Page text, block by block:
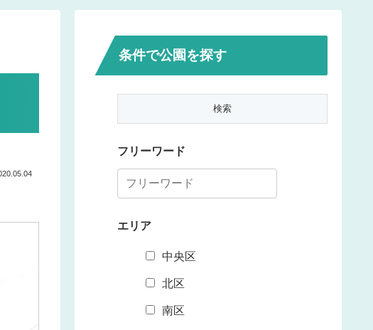
条件で公園を探す
フリーワード
エリア
中央区
北区
南区